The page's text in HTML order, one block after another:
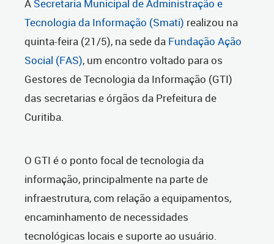
A Secretaria Municipal de Administração e
Tecnologia da Informação (Smati) realizou na
quinta-feira (21/5), na sede da Fundação Ação
Social (FAS), um encontro voltado para os
Gestores de Tecnologia da Informação (GTI)
das secretarias e órgãos da Prefeitura de
Curitiba.
O GTI é o ponto focal de tecnologia da
informação, principalmente na parte de
infraestrutura, com relação a equipamentos,
encaminhamento de necessidades
tecnológicas locais e suporte ao usuário.